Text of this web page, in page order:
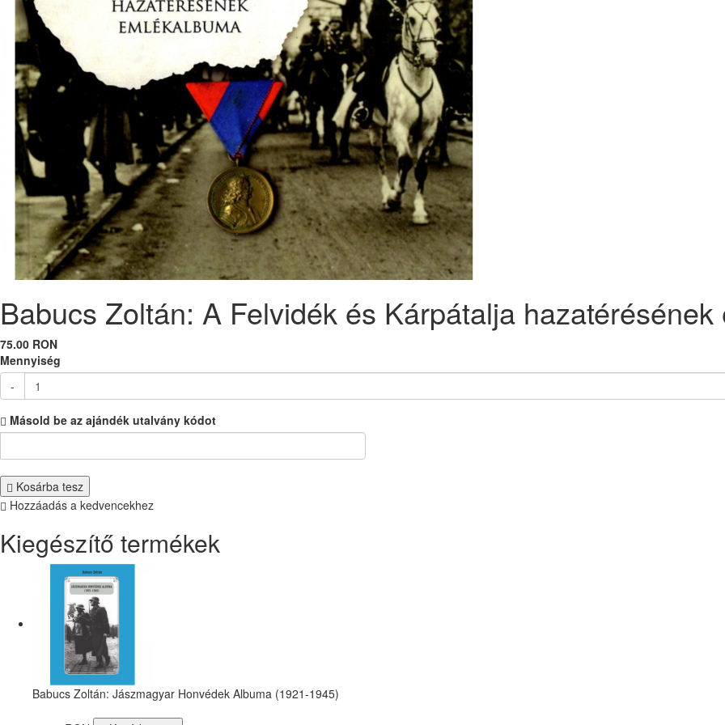
Babucs Zoltán: A Felvidék és Kárpátalja
75.00 RON
Mennyiség
-
Másold be az ajándék utalvány kódot
Kosárba tesz
Hozzáadás a kedvencekhez
Kiegészítő termékek
Babucs Zoltán: Jászmagyar Honvédek Albuma (1921-1945)